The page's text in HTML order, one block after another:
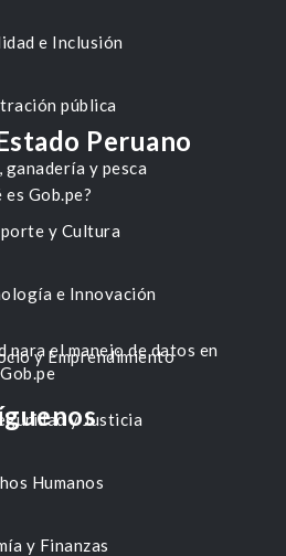
e Inclusión
pública
y pesca
y Cultura
e Innovación
y Emprendimiento
y Justicia
Humanos
y Finanzas
Peruano
es Gob.pe?
el manejo de datos en
Gob.pe